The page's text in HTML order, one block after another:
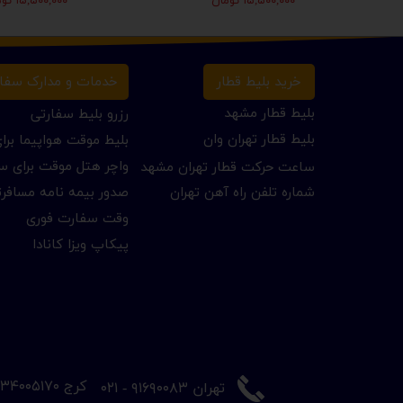
​تهران ۹۱۶۹۰۰۸۳ - ۰۲۱ ​کرج ۳۴۰۰۵۱۷۰ - ۰۲۶
رزرو بلیط سفارتی
پیکاپ ویزا کانادا
بلیط قطار تهران وان
بلیط قطار مشهد
بلیط موقت هواپیما
واچر هتل موقت برای
صدور بیمه نامه
ساعت حرکت قطار تهران مشهد
خرید بلیط قطار خدمات و مدارک
شماره تلفن راه آهن تهران
وقت سفارت فوری